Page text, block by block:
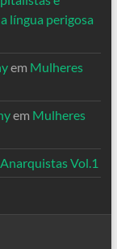
língua perigosa
em Mulheres
em Mulheres
Vol.1